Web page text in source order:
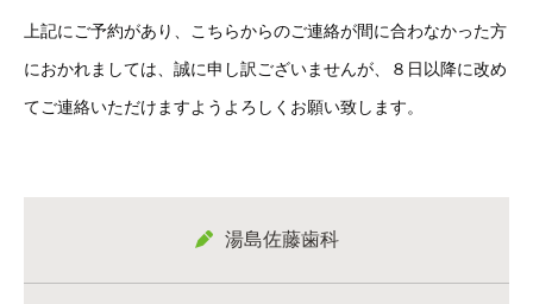
上記にご予約があり、こちらからのご連絡が間に合わなかった方
におかれましては、誠に申し訳ございませんが、８日以降に改め
てご連絡いただけますようよろしくお願い致します。
湯島佐藤歯科